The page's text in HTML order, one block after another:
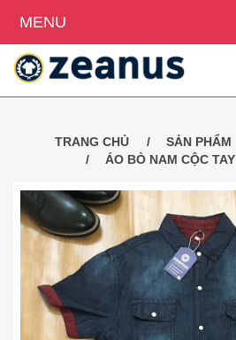
TRANG CHỦ SẢN PHẨM
ÁO BÒ NAM CỘC TAY